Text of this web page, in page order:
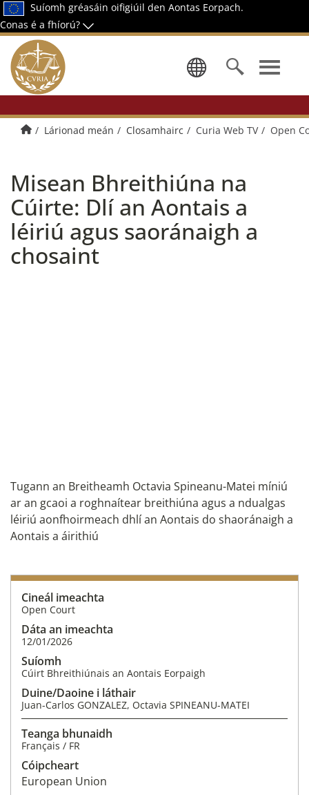
Suíomh gréasáin oifigiúil den Aontas Eorpach.
Conas é a fhíorú?
BaileLárionad meán Closamhairc Curia Web TV Open
Misean Bhreithiúna na
Cúirte: Dlí an Aontais a
léiriú agus saoránaigh a
chosaint
Tugann an Breitheamh Octavia Spineanu-Matei míniú
ar an gcaoi a roghnaítear breithiúna agus a ndualgas
léiriú aonfhoirmeach dhlí an Aontais do shaoránaigh a
Aontais a áirithiú
Cineál imeachta
Open Court
Dáta an imeachta
12/01/2026
Suíomh
Cúirt Bhreithiúnais an Aontais Eorpaigh
Duine/Daoine i láthair
Juan-Carlos GONZALEZ, Octavia SPINEANU-MATEI
Teanga bhunaidh
Français / FR
Cóipcheart
European Union